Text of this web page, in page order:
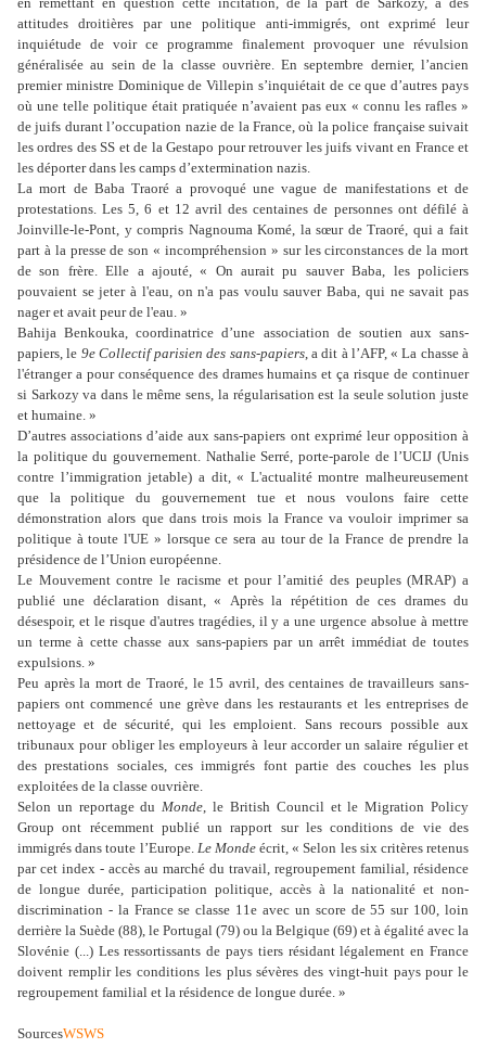
attitudes droitières par une politique anti-immigrés, ont exprimé leur
inquiétude de voir ce programme finalement provoquer une révulsion
généralisée au sein de la classe ouvrière. En septembre dernier, l’ancien
premier ministre Dominique de Villepin s’inquiétait de ce que d’autres pays
où une telle politique était pratiquée n’avaient pas eux « connu les rafles »
de juifs durant l’occupation nazie de la France, où la police française suivait
les ordres des SS et de la Gestapo pour retrouver les juifs vivant en France et
les déporter dans les camps d’extermination nazis.
La mort de Baba Traoré a provoqué une vague de manifestations et de
protestations. Les 5, 6 et 12 avril des centaines de personnes ont défilé à
Joinville-le-Pont, y compris Nagnouma Komé, la sœur de Traoré, qui a fait
part à la presse de son « incompréhension » sur les circonstances de la mort
de son frère. Elle a ajouté, « On aurait pu sauver Baba, les policiers
pouvaient se jeter à l'eau, on n'a pas voulu sauver Baba, qui ne savait pas
nager et avait peur de l'eau. »
Bahija Benkouka, coordinatrice d’une association de soutien aux sans-
papiers, le 9e Collectif parisien des sans-papiers, a dit à l’AFP, « La chasse à
l'étranger a pour conséquence des drames humains et ça risque de continuer
si Sarkozy va dans le même sens, la régularisation est la seule solution juste
et humaine. »
D’autres associations d’aide aux sans-papiers ont exprimé leur opposition à
la politique du gouvernement. Nathalie Serré, porte-parole de l’UCIJ (Unis
contre l’immigration jetable) a dit, « L'actualité montre malheureusement
que la politique du gouvernement tue et nous voulons faire cette
démonstration alors que dans trois mois la France va vouloir imprimer sa
politique à toute l'UE » lorsque ce sera au tour de la France de prendre la
présidence de l’Union européenne.
Le Mouvement contre le racisme et pour l’amitié des peuples (MRAP) a
publié une déclaration disant, « Après la répétition de ces drames du
désespoir, et le risque d'autres tragédies, il y a une urgence absolue à mettre
un terme à cette chasse aux sans-papiers par un arrêt immédiat de toutes
expulsions. »
Peu après la mort de Traoré, le 15 avril, des centaines de travailleurs sans-
papiers ont commencé une grève dans les restaurants et les entreprises de
nettoyage et de sécurité, qui les emploient. Sans recours possible aux
tribunaux pour obliger les employeurs à leur accorder un salaire régulier et
des prestations sociales, ces immigrés font partie des couches les plus
exploitées de la classe ouvrière.
Selon un reportage duMonde, le British Council et le Migration Policy
Group ont récemment publié un rapport sur les conditions de vie des
immigrés dans toute l’Europe. Le Mondeécrit, « Selon les six critères retenus
par cet index - accès au marché du travail, regroupement familial, résidence
de longue durée, participation politique, accès à la nationalité et non-
discrimination - la France se classe 11e avec un score de 55 sur 100, loin
derrière la Suède (88), le Portugal (79) ou la Belgique (69) et à égalité avec la
Slovénie (...) Les ressortissants de pays tiers résidant légalement en France
doivent remplir les conditions les plus sévères des vingt-huit pays pour le
regroupement familial et la résidence de longue durée. »
SourcesWSWS